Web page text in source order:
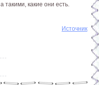
какие они есть.
Источник